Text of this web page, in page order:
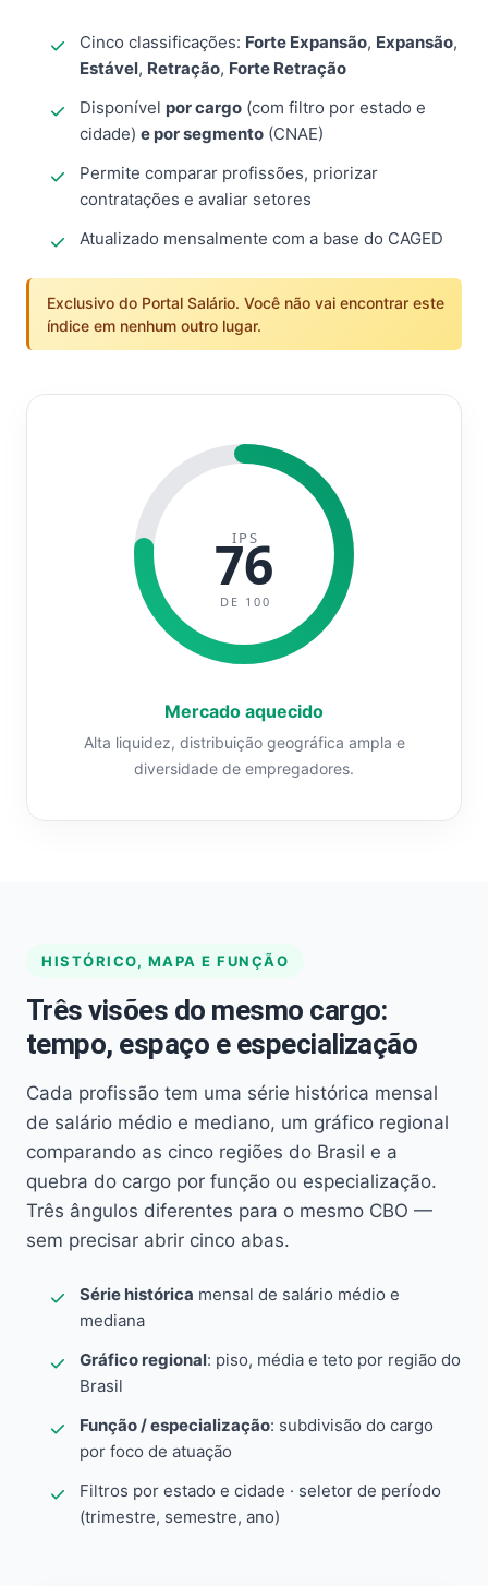
Cinco classificações: Forte Expansão, Expansão,
Estável, Retração, Forte Retração
Disponível por cargo (com filtro por estado e
cidade) e por segmento (CNAE)
Permite comparar profissões, priorizar
contratações e avaliar setores
Atualizado mensalmente com a base do CAGED
Exclusivo do Portal Salário. Você não vai encontrar este
índice em nenhum outro lugar.
IPS
76
DE 100
Mercado aquecido
Alta liquidez, distribuição geográfica ampla e
diversidade de empregadores.
HISTÓRICO, MAPA E FUNÇÃO
Três visões do mesmo cargo:
tempo, espaço e especialização
Cada profissão tem uma série histórica mensal
de salário médio e mediano, um gráfico regional
comparando as cinco regiões do Brasil e a
quebra do cargo por função ou especialização.
Três ângulos diferentes para o mesmo CBO —
sem precisar abrir cinco abas.
Série histórica mensal de salário médio e
mediana
Gráfico regional: piso, média e teto por região do
Brasil
Função / especialização: subdivisão do cargo
por foco de atuação
Filtros por estado e cidade · seletor de período
(trimestre, semestre, ano)